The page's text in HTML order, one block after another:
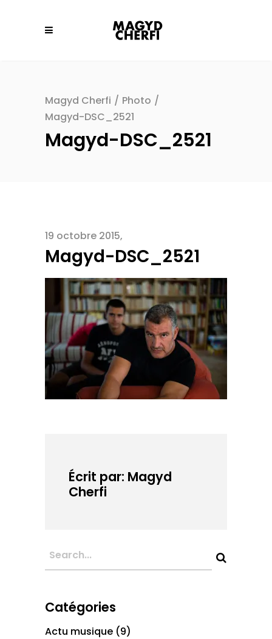
Magyd Cherfi / Photo /
Magyd-DSC_2521
Magyd-DSC_2521
19 octobre 2015
Magyd-DSC_2521
Écrit par: Magyd
Cherfi
Catégories
Actu musique (9)